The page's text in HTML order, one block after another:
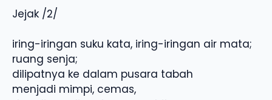
Jejak /2/
iring-iringan suku kata, iring-iringan air mata;
ruang senja;
dilipatnya ke dalam pusara tabah
menjadi mimpi, cemas,